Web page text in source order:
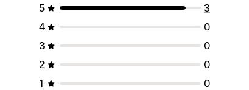
5
3
4
0
3
0
2
0
1
0